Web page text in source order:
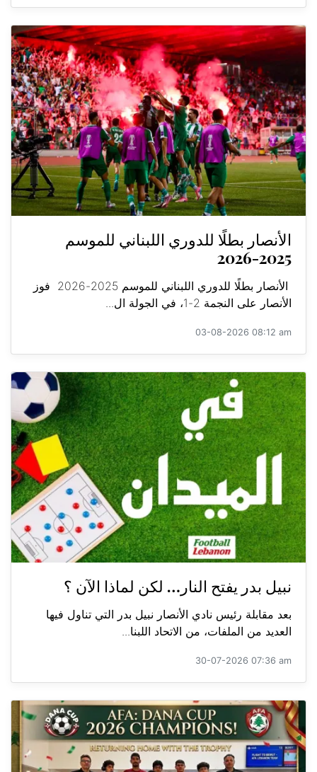
الأنصار بطلًا للدوري اللبناني للموسم
2025-2026
الأنصار بطلًا للدوري اللبناني للموسم 2025-2026 فوز
الأنصار على النجمة 2-1، في الجولة ال...
03-08-2026 08:12 am
نبيل بدر يفتح النار… لكن لماذا الآن ؟
بعد مقابلة رئيس نادي الأنصار نبيل بدر التي تناول فيها
العديد من الملفات، من الاتحاد اللبنا...
30-07-2026 07:36 am